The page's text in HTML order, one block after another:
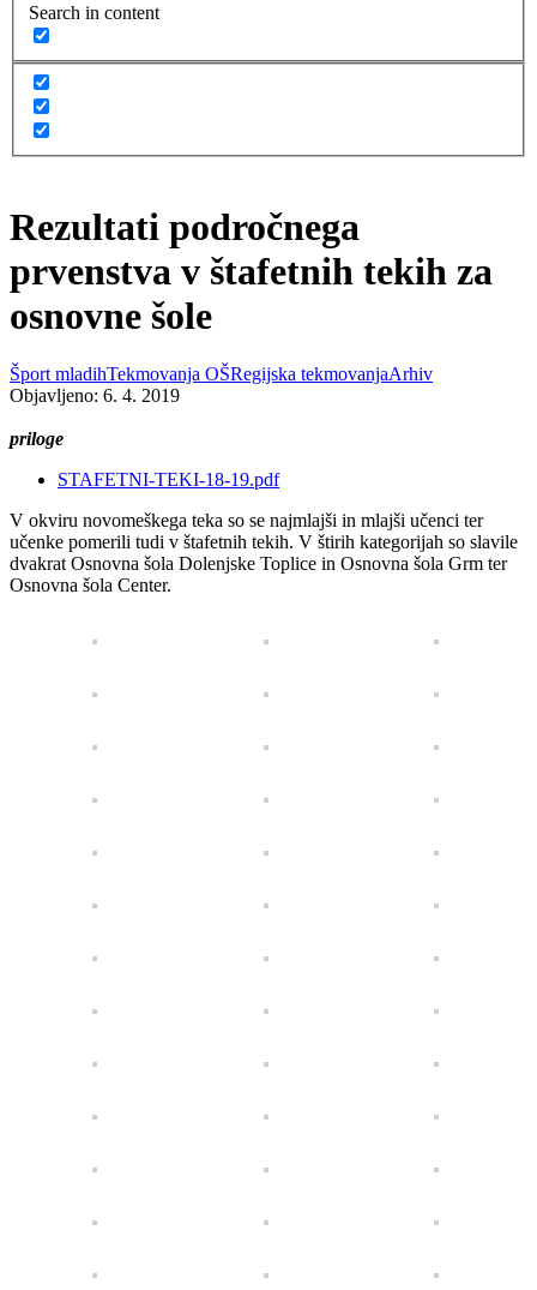
Search in content
Rezultati področnega
prvenstva v štafetnih tekih za
osnovne šole
Šport mladihTekmovanja OŠRegijska tekmovanjaArhiv
Objavljeno: 6. 4. 2019
priloge
STAFETNI-TEKI-18-19.pdf
V okviru novomeškega teka so se najmlajši in mlajši učenci ter
učenke pomerili tudi v štafetnih tekih. V štirih kategorijah so slavile
dvakrat Osnovna šola Dolenjske Toplice in Osnovna šola Grm ter
Osnovna šola Center.